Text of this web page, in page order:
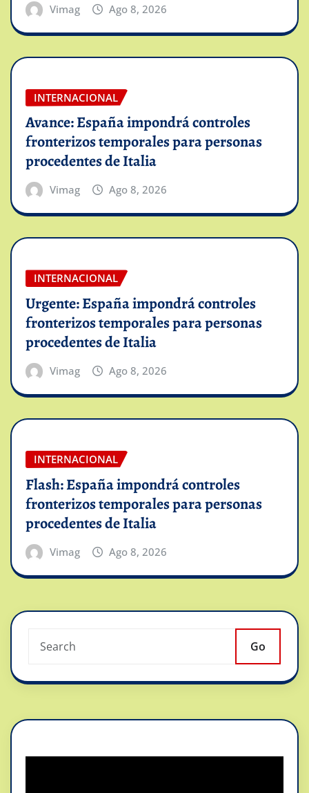
Vimag Ago 8, 2026
INTERNACIONAL
Avance: España impondrá controles
fronterizos temporales para personas
procedentes de Italia
Vimag Ago 8, 2026
INTERNACIONAL
Urgente: España impondrá controles
fronterizos temporales para personas
procedentes de Italia
Vimag Ago 8, 2026
INTERNACIONAL
Flash: España impondrá controles
fronterizos temporales para personas
procedentes de Italia
Vimag Ago 8, 2026
Go